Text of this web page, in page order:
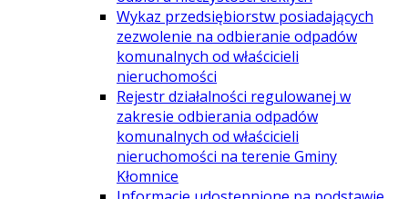
Wykaz przedsiębiorstw posiadających
zezwolenie na odbieranie odpadów
komunalnych od właścicieli
nieruchomości
Rejestr działalności regulowanej w
zakresie odbierania odpadów
komunalnych od właścicieli
nieruchomości na terenie Gminy
Kłomnice